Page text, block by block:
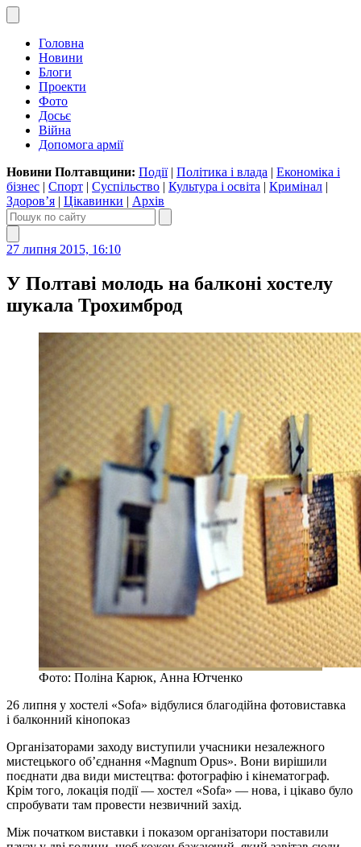
Головна
Новини
Блоги
Проекти
Фото
Досьє
Війна
Допомога армії
Новини Полтавщини: Події| Політика і влада | Економіка і
бізнес | Спорт | Суспільство | Культура і освіта | Кримінал |
Здоров’я | Цікавинки | Архів
27 липня 2015, 16:10
У Полтаві молодь на балконі хостелу
шукала Трохимброд
Фото: Поліна Карюк, Анна Ютченко
26 липня у хостелі «Sofa» відбулися благодійна фотовиставка
і балконний кінопоказ
Організаторами заходу виступили учасники незалежного
мистецького об’єднання «Magnum Opus». Вони вирішили
поєднати два види мистецтва: фотографію і кінематограф.
Крім того, локація події — хостел «Sofa» — нова, і цікаво було
спробувати там провести незвичний захід.
Між початком виставки і показом організатори поставили